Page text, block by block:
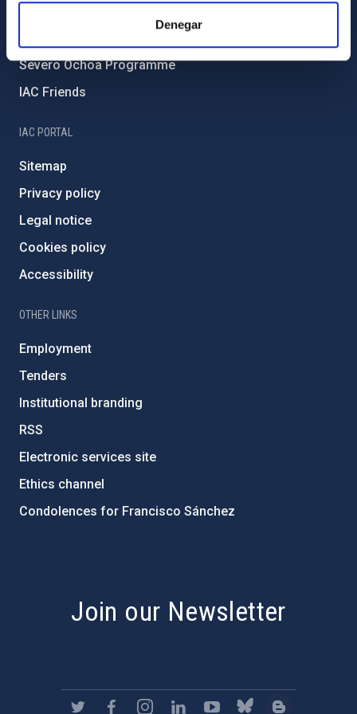
Denegar
Severo Ochoa Programme
IAC Friends
IAC PORTAL
Sitemap
Privacy policy
Legal notice
Cookies policy
Accessibility
OTHER LINKS
Employment
Tenders
Institutional branding
RSS
Electronic services site
Ethics channel
Condolences for Francisco Sánchez
Join our Newsletter